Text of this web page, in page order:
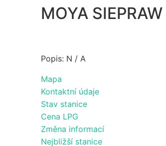
MOYA SIEPRAW
Popis: N / A
Mapa
Kontaktní údaje
Stav stanice
Cena LPG
Změna informací
Nejbližší stanice